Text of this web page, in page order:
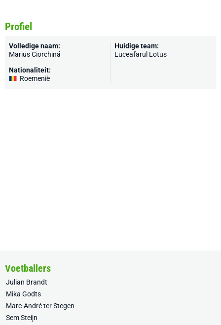
Profiel
Volledige naam:
Marius Ciorchină
Nationaliteit:
Roemenië
Huidige team:
Luceafarul Lotus
Voetballers
Julian Brandt
Mika Godts
Marc-André ter Stegen
Sem Steijn